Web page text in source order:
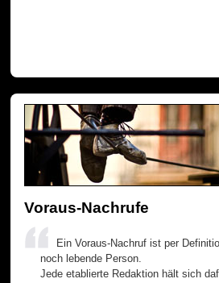
Voraus-Nachrufe
Ein Voraus-Nachruf ist per
noch lebende Person.
Jede etablierte Redaktion hält sich